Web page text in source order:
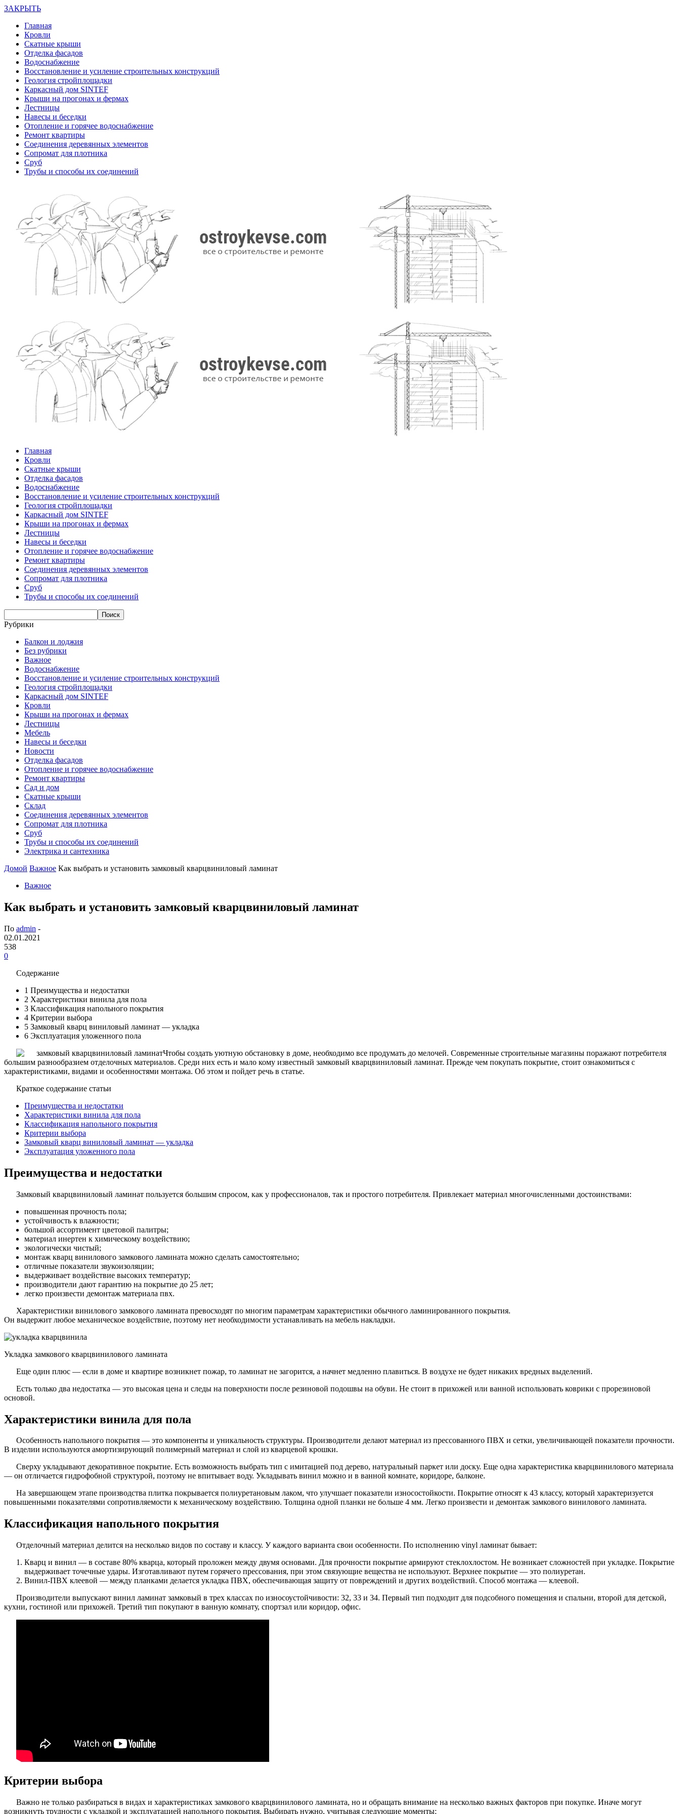
ЗАКРЫТЬ
Главная
Кровли
Скатные крыши
Отделка фасадов
Водоснабжение
Восстановление и усиление строительных конструкций
Геология стройплощадки
Каркасный дом SINTEF
Крыши на прогонах и фермах
Лестницы
Навесы и беседки
Отопление и горячее водоснабжение
Ремонт квартиры
Соединения деревянных элементов
Сопромат для плотника
Сруб
Трубы и способы их соединений
Главная
Кровли
Скатные крыши
Отделка фасадов
Водоснабжение
Восстановление и усиление строительных конструкций
Геология стройплощадки
Каркасный дом SINTEF
Крыши на прогонах и фермах
Лестницы
Навесы и беседки
Отопление и горячее водоснабжение
Ремонт квартиры
Соединения деревянных элементов
Сопромат для плотника
Сруб
Трубы и способы их соединений
Рубрики
Балкон и лоджия
Без рубрики
Важное
Водоснабжение
Восстановление и усиление строительных конструкций
Геология стройплощадки
Каркасный дом SINTEF
Кровли
Крыши на прогонах и фермах
Лестницы
Мебель
Навесы и беседки
Новости
Отделка фасадов
Отопление и горячее водоснабжение
Ремонт квартиры
Сад и дом
Скатные крыши
Склад
Соединения деревянных элементов
Сопромат для плотника
Сруб
Трубы и способы их соединений
Электрика и сантехника
Домой Важное Как выбрать и установить замковый кварцвиниловый ламинат
Важное
Как выбрать и установить замковый кварцвиниловый ламинат
По admin -
02.01.2021
538
0
Содержание
1 Преимущества и недостатки
2 Характеристики винила для пола
3 Классификация напольного покрытия
4 Критерии выбора
5 Замковый кварц виниловый ламинат — укладка
6 Эксплуатация уложенного пола
Чтобы создать уютную обстановку в доме, необходимо все продумать до мелочей. Современные строительные магазины поражают потребителя
большим разнообразием отделочных материалов. Среди них есть и мало кому известный замковый кварцвиниловый ламинат. Прежде чем покупать покрытие, стоит ознакомиться с
характеристиками, видами и особенностями монтажа. Об этом и пойдет речь в статье.
Краткое содержание статьи
Преимущества и недостатки
Характеристики винила для пола
Классификация напольного покрытия
Критерии выбора
Замковый кварц виниловый ламинат — укладка
Эксплуатация уложенного пола
Преимущества и недостатки
Замковый кварцвиниловый ламинат пользуется большим спросом, как у профессионалов, так и простого потребителя. Привлекает материал многочисленными достоинствами:
повышенная прочность пола;
устойчивость к влажности;
большой ассортимент цветовой палитры;
материал инертен к химическому воздействию;
экологически чистый;
монтаж кварц винилового замкового ламината можно сделать самостоятельно;
отличные показатели звукоизоляции;
выдерживает воздействие высоких температур;
производители дают гарантию на покрытие до 25 лет;
легко произвести демонтаж материала пвх.
Характеристики винилового замкового ламината превосходят по многим параметрам характеристики обычного ламинированного покрытия.
Он выдержит любое механическое воздействие, поэтому нет необходимости устанавливать на мебель накладки.
Укладка замкового кварцвинилового ламината
Еще один плюс — если в доме и квартире возникнет пожар, то ламинат не загорится, а начнет медленно плавиться. В воздухе не будет никаких вредных выделений.
Есть только два недостатка — это высокая цена и следы на поверхности после резиновой подошвы на обуви. Не стоит в прихожей или ванной использовать коврики с прорезиновой
основой.
Характеристики винила для пола
Особенность напольного покрытия — это компоненты и уникальность структуры. Производители делают материал из прессованного ПВХ и сетки, увеличивающей показатели прочности.
В изделии используются амортизирующий полимерный материал и слой из кварцевой крошки.
Сверху укладывают декоративное покрытие. Есть возможность выбрать тип с имитацией под дерево, натуральный паркет или доску. Еще одна характеристика кварцвинилового материала
— он отличается гидрофобной структурой, поэтому не впитывает воду. Укладывать винил можно и в ванной комнате, коридоре, балконе.
На завершающем этапе производства плитка покрывается полиуретановым лаком, что улучшает показатели износостойкости. Покрытие относят к 43 классу, который характеризуется
повышенными показателями сопротивляемости к механическому воздействию. Толщина одной планки не больше 4 мм. Легко произвести и демонтаж замкового винилового ламината.
Классификация напольного покрытия
Отделочный материал делится на несколько видов по составу и классу. У каждого варианта свои особенности. По исполнению vinyl ламинат бывает:
Кварц и винил — в составе 80% кварца, который проложен между двумя основами. Для прочности покрытие армируют стеклохлостом. Не возникает сложностей при укладке. Покрытие
выдерживает точечные удары. Изготавливают путем горячего прессования, при этом связующие вещества не используют. Верхнее покрытие — это полиуретан.
Винил-ПВХ клеевой — между планками делается укладка ПВХ, обеспечивающая защиту от повреждений и других воздействий. Способ монтажа — клеевой.
Производители выпускают винил ламинат замковый в трех классах по износоустойчивости: 32, 33 и 34. Первый тип подходит для подсобного помещения и спальни, второй для детской,
кухни, гостиной или прихожей. Третий тип покупают в ванную комнату, спортзал или коридор, офис.
Критерии выбора
Важно не только разбираться в видах и характеристиках замкового кварцвинилового ламината, но и обращать внимание на несколько важных факторов при покупке. Иначе могут
возникнуть трудности с укладкой и эксплуатацией напольного покрытия. Выбирать нужно, учитывая следующие моменты: